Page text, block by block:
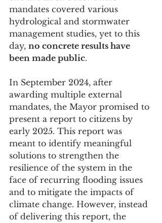
mandates covered various
hydrological and stormwater
management studies, yet to this
day, no concrete results have
been made public.
In September 2024, after
awarding multiple external
mandates, the Mayor promised to
present a report to citizens by
early 2025. This report was
meant to identify meaningful
solutions to strengthen the
resilience of the system in the
face of recurring flooding issues
and to mitigate the impacts of
climate change. However, instead
of delivering this report, the